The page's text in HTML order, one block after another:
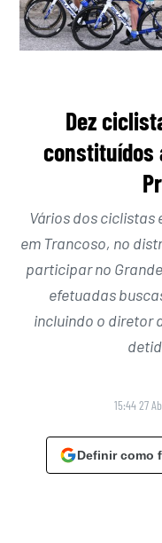
Dez
constituídos
Vários dos ciclistas
em Trancoso, no
participar no
efetuadas
incluindo o diretor
15:44 27
Definir como